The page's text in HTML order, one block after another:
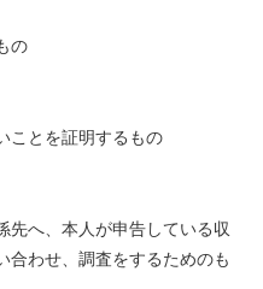
の
ことを証明するもの
先へ、本人が申告している収
合わせ、調査をするためのも